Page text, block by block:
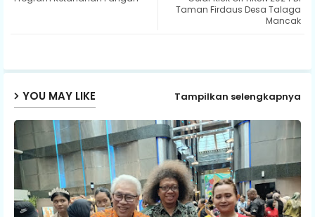
Taman Firdaus Desa Talaga
Mancak
YOU MAY LIKE Tampilkan selengkapnya